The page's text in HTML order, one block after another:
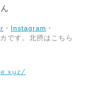
・ Instagram ・
です。北摂はこちら